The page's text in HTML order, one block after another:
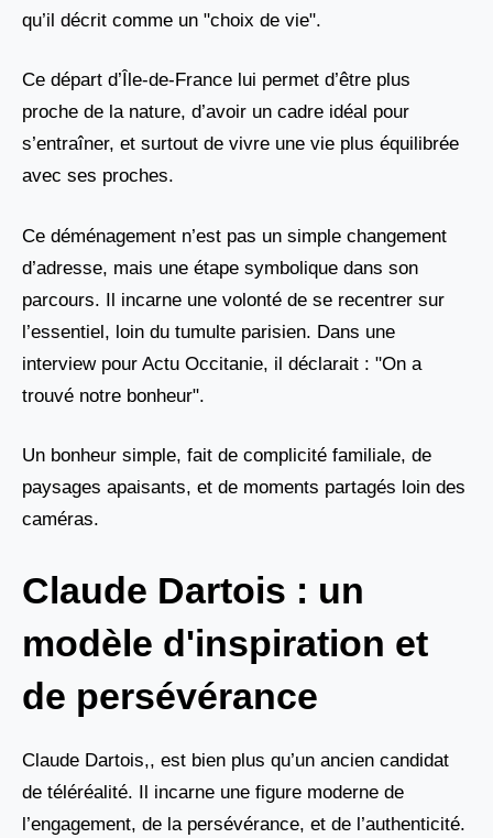
qu’il décrit comme un "choix de vie".
Ce départ d’Île-de-France lui permet d’être plus
proche de la nature, d’avoir un cadre idéal pour
s’entraîner, et surtout de vivre une vie plus équilibrée
avec ses proches.
Ce déménagement n’est pas un simple changement
d’adresse, mais une étape symbolique dans son
parcours. Il incarne une volonté de se recentrer sur
l’essentiel, loin du tumulte parisien. Dans une
interview pour Actu Occitanie, il déclarait : "On a
trouvé notre bonheur".
Un bonheur simple, fait de complicité familiale, de
paysages apaisants, et de moments partagés loin des
caméras.
Claude Dartois : un
modèle d'inspiration et
de persévérance
Claude Dartois,, est bien plus qu’un ancien candidat
de téléréalité. Il incarne une figure moderne de
l’engagement, de la persévérance, et de l’authenticité.